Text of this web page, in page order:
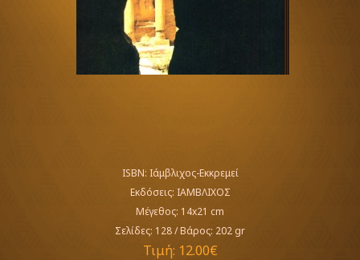
ISBN: Ιάμβλιχος-Εκκρεμεί
Εκδόσεις: ΙΑΜΒΛΙΧΟΣ
Μέγεθος: 14x21 cm
Σελίδες: 128/Βάρος: 202 gr
Τιμή: 12.00€